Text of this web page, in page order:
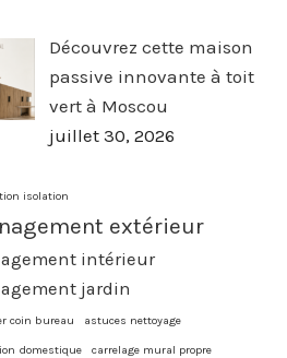
Découvrez cette maison
passive innovante à toit
vert à Moscou
juillet 30, 2026
isolation
extérieur
intérieur
jardin
coin bureau astuces nettoyage
domestique carrelage mural propre